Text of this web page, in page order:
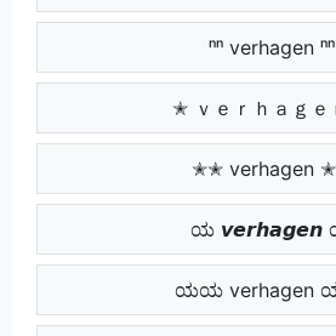
ⁿⁿ verhagen ⁿⁿ
✭ ｖｅｒｈａｇ
✭✭ verhagen
ಯ 𝙫𝙚𝙧𝙝𝙖𝙜𝙚𝙣
ಯಯ verhagen